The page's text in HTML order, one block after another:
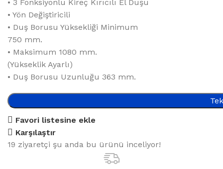
• 3 Fonksiyonlu Kireç Kırıcılı El Duşu
• Yön Değiştiricili
• Duş Borusu Yüksekliği Minimum
750 mm.
• Maksimum 1080 mm.
(Yükseklik Ayarlı)
• Duş Borusu Uzunluğu 363 mm.
Favori listesine ekle
Karşılaştır
19 ziyaretçi şu anda bu ürünü inceliyor!